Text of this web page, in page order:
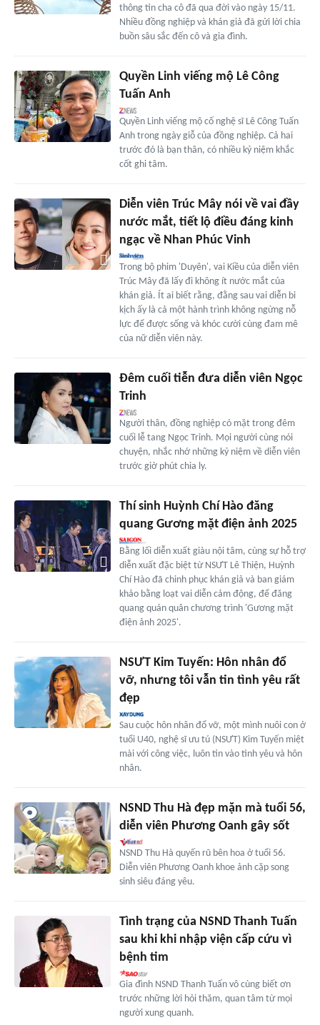
thông tin cha cô đã qua đời vào ngày 15/11.
Nhiều đồng nghiệp và khán giả đã gửi lời chia
buồn sâu sắc đến cô và gia đình.
Quyền Linh viếng mộ Lê Công
Tuấn Anh
Quyền Linh viếng mộ cố nghệ sĩ Lê Công Tuấn
Anh trong ngày giỗ của đồng nghiệp. Cả hai
trước đó là bạn thân, có nhiều kỷ niệm khắc
cốt ghi tâm.
Diễn viên Trúc Mây nói về vai đầy
nước mắt, tiết lộ điều đáng kinh
ngạc về Nhan Phúc Vinh
Trong bộ phim 'Duyên', vai Kiều của diễn viên
Trúc Mây đã lấy đi không ít nước mắt của
khán giả. Ít ai biết rằng, đằng sau vai diễn bi
kịch ấy là cả một hành trình không ngừng nỗ
lực để được sống và khóc cười cùng đam mê
của nữ diễn viên này.
Đêm cuối tiễn đưa diễn viên Ngọc
Trinh
Người thân, đồng nghiệp có mặt trong đêm
cuối lễ tang Ngọc Trinh. Mọi người cùng nói
chuyện, nhắc nhớ những kỷ niệm về diễn viên
trước giờ phút chia ly.
Thí sinh Huỳnh Chí Hào đăng
quang Gương mặt điện ảnh 2025
Bằng lối diễn xuất giàu nội tâm, cùng sự hỗ trợ
diễn xuất đặc biệt từ NSƯT Lê Thiện, Huỳnh
Chí Hào đã chinh phục khán giả và ban giám
khảo bằng loạt vai diễn cảm động, để đăng
quang quán quân chương trình 'Gương mặt
điện ảnh 2025'.
NSƯT Kim Tuyến: Hôn nhân đổ
vỡ, nhưng tôi vẫn tin tình yêu rất
đẹp
Sau cuộc hôn nhân đổ vỡ, một mình nuôi con ở
tuổi U40, nghệ sĩ ưu tú (NSƯT) Kim Tuyến miệt
mài với công việc, luôn tin vào tình yêu và hôn
nhân.
NSND Thu Hà đẹp mặn mà tuổi 56,
diễn viên Phương Oanh gây sốt
NSND Thu Hà quyến rũ bên hoa ở tuổi 56.
Diễn viên Phương Oanh khoe ảnh cặp song
sinh siêu đáng yêu.
Tình trạng của NSND Thanh Tuấn
sau khi khi nhập viện cấp cứu vì
bệnh tim
Gia đình NSND Thanh Tuấn vô cùng biết ơn
trước những lời hỏi thăm, quan tâm từ mọi
người xung quanh.